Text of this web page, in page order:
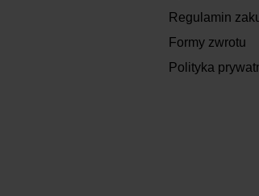
Regulamin
Formy zwrotu
Polityka